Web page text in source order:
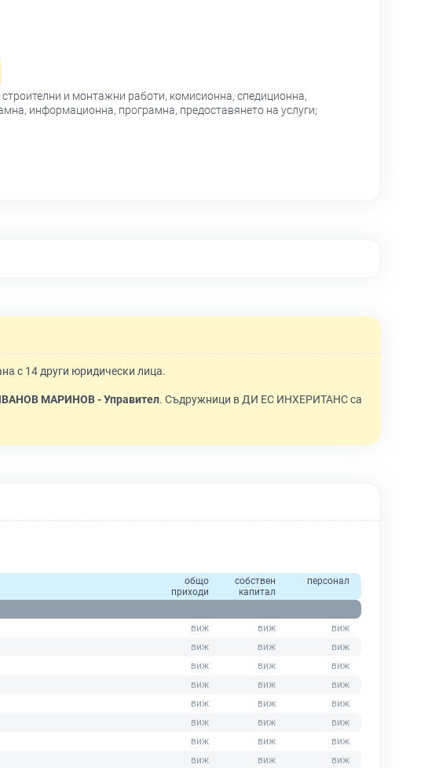
и монтажни работи, комисионна, спедиционна,
информационна, програмна, предоставянето на услуги;
с 14 други юридически лица.
МАРИНОВ - Управител. Съдружници в ДИ ЕС ИНХЕРИТАНС са
общо
приходи
собствен
капитал
персонал